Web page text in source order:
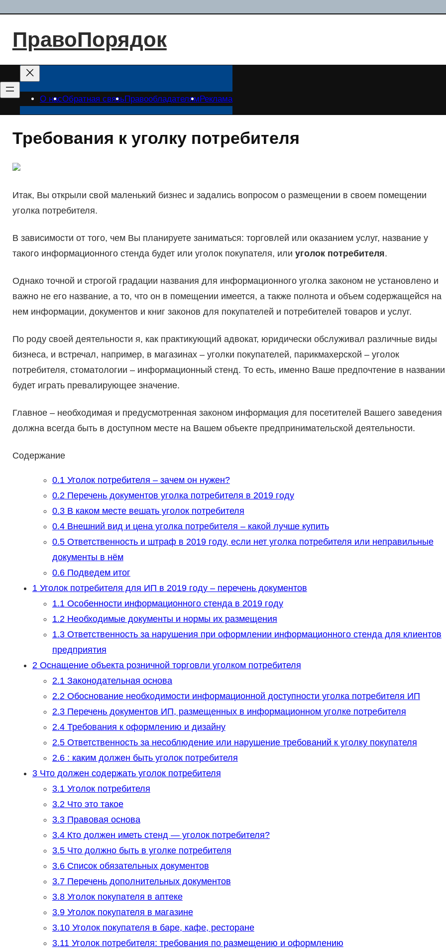
содержимому
ПравоПорядок
О насОбратная связь Правообладателям Реклама
Требования к уголку потребителя
Итак, Вы открыли свой маленький бизнес и задались вопросом о размещении в своем помещении
уголка потребителя.
В зависимости от того, чем Вы планируете заниматься: торговлей или оказанием услуг, название у
такого информационного стенда будет или уголок покупателя, или уголок потребителя.
Однако точной и строгой градации названия для информационного уголка законом не установлено и
важно не его название, а то, что он в помещении имеется, а также полнота и объем содержащейся на
нем информации, документов и книг законов для покупателей и потребителей товаров и услуг.
По роду своей деятельности я, как практикующий адвокат, юридически обслуживал различные виды
бизнеса, и встречал, например, в магазинах – уголки покупателей, парикмахерской – уголок
потребителя, стоматологии – информационный стенд. То есть, именно Ваше предпочтение в названии
будет играть превалирующее значение.
Главное – необходимая и предусмотренная законом информация для посетителей Вашего заведения
должна всегда быть в доступном месте на Вашем объекте предпринимательской деятельности.
Содержание
0.1Уголок потребителя – зачем он нужен?
0.2Перечень документов уголка потребителя в 2019 году
0.3В каком месте вешать уголок потребителя
0.4Внешний вид и цена уголка потребителя – какой лучше купить
0.5Ответственность и штраф в 2019 году, если нет уголка потребителя или неправильные
документы в нём
0.6Подведем итог
1Уголок потребителя для ИП в 2019 году – перечень документов
1.1Особенности информационного стенда в 2019 году
1.2Необходимые документы и нормы их размещения
1.3Ответственность за нарушения при оформлении информационного стенда для клиентов
предприятия
2Оснащение объекта розничной торговли уголком потребителя
2.1Законодательная основа
2.2Обоснование необходимости информационной доступности уголка потребителя ИП
2.3Перечень документов ИП, размещенных в информационном уголке потребителя
2.4Требования к оформлению и дизайну
2.5Ответственность за несоблюдение или нарушение требований к уголку покупателя
2.6: каким должен быть уголок потребителя
3Что должен содержать уголок потребителя
3.1Уголок потребителя
3.2Что это такое
3.3Правовая основа
3.4Кто должен иметь стенд — уголок потребителя?
3.5Что должно быть в уголке потребителя
3.6Список обязательных документов
3.7Перечень дополнительных документов
3.8Уголок покупателя в аптеке
3.9Уголок покупателя в магазине
3.10Уголок покупателя в баре, кафе, ресторане
3.11Уголок потребителя: требования по размещению и оформлению